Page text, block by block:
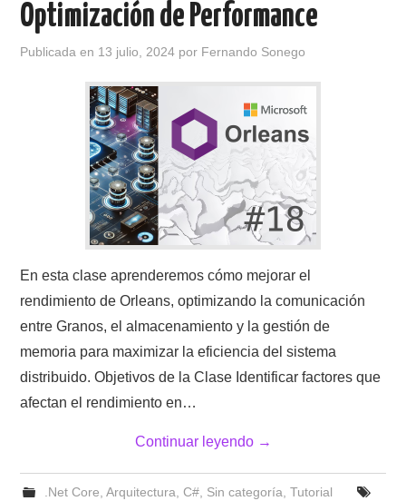
Optimización de Performance
Publicada en 13 julio, 2024 por Fernando Sonego
En esta clase aprenderemos cómo mejorar el
rendimiento de Orleans, optimizando la comunicación
entre Granos, el almacenamiento y la gestión de
memoria para maximizar la eficiencia del sistema
distribuido. Objetivos de la Clase Identificar factores que
afectan el rendimiento en…
Continuar leyendo →
.Net Core, Arquitectura, C#, Sin categoría, Tutorial